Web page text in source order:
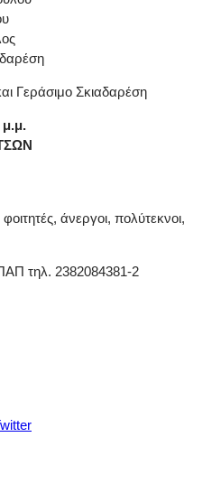
Γεράσιμο Σκιαδαρέση
μ.μ.
άνεργοι, πολύτεκνοι,
τηλ. 2382084381-2